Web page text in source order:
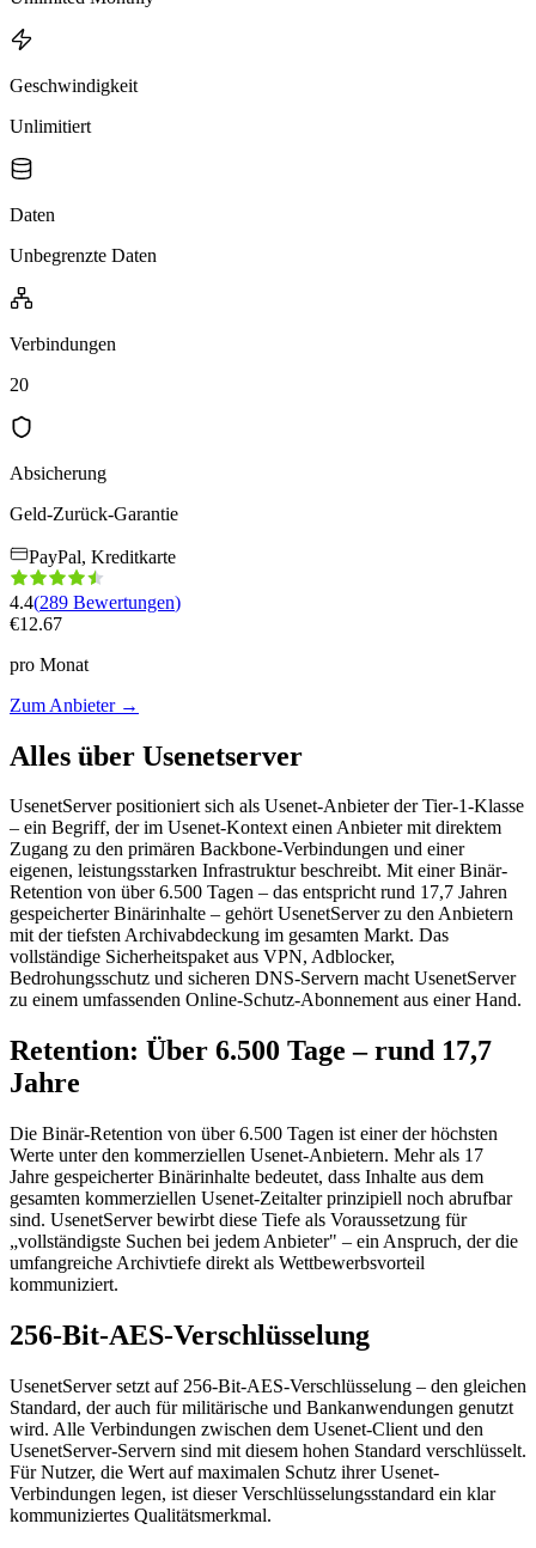
Geschwindigkeit
Unlimitiert
Daten
Unbegrenzte Daten
Verbindungen
20
Absicherung
Geld-Zurück-Garantie
PayPal, Kreditkarte
4.4(289 Bewertungen)
€12.67
pro Monat
Zum Anbieter→
Alles über Usenetserver
UsenetServer positioniert sich als Usenet-Anbieter der Tier-1-Klasse
– ein Begriff, der im Usenet-Kontext einen Anbieter mit direktem
Zugang zu den primären Backbone-Verbindungen und einer
eigenen, leistungsstarken Infrastruktur beschreibt. Mit einer Binär-
Retention von über 6.500 Tagen – das entspricht rund 17,7 Jahren
gespeicherter Binärinhalte – gehört UsenetServer zu den Anbietern
mit der tiefsten Archivabdeckung im gesamten Markt. Das
vollständige Sicherheitspaket aus VPN, Adblocker,
Bedrohungsschutz und sicheren DNS-Servern macht UsenetServer
zu einem umfassenden Online-Schutz-Abonnement aus einer Hand.
Retention: Über 6.500 Tage – rund 17,7
Jahre
Die Binär-Retention von über 6.500 Tagen ist einer der höchsten
Werte unter den kommerziellen Usenet-Anbietern. Mehr als 17
Jahre gespeicherter Binärinhalte bedeutet, dass Inhalte aus dem
gesamten kommerziellen Usenet-Zeitalter prinzipiell noch abrufbar
sind. UsenetServer bewirbt diese Tiefe als Voraussetzung für
„vollständigste Suchen bei jedem Anbieter" – ein Anspruch, der die
umfangreiche Archivtiefe direkt als Wettbewerbsvorteil
kommuniziert.
256-Bit-AES-Verschlüsselung
UsenetServer setzt auf 256-Bit-AES-Verschlüsselung – den gleichen
Standard, der auch für militärische und Bankanwendungen genutzt
wird. Alle Verbindungen zwischen dem Usenet-Client und den
UsenetServer-Servern sind mit diesem hohen Standard verschlüsselt.
Für Nutzer, die Wert auf maximalen Schutz ihrer Usenet-
Verbindungen legen, ist dieser Verschlüsselungsstandard ein klar
kommuniziertes Qualitätsmerkmal.